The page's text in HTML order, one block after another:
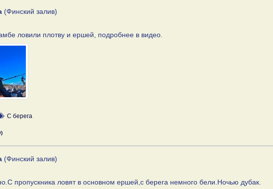
(Финский залив)
ловили плотву и ершей, подробнее в видео.
С берега
(Финский залив)
пропускника ловят в основном ершей,с берега немного бели.Ночью дубак.